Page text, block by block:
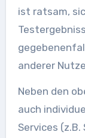
ist ratsam,
anderer
Neben den
auch
Services